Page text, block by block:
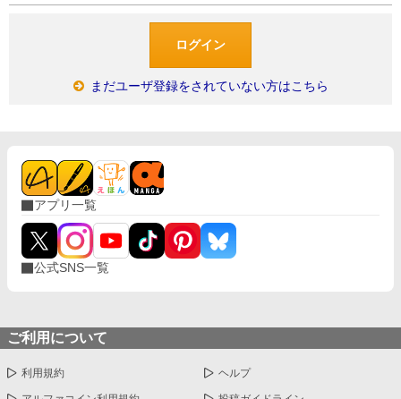
まだユーザ登録をされていない方はこちら
アプリ一覧
公式SNS一覧
ご利用について
利用規約 ヘルプ